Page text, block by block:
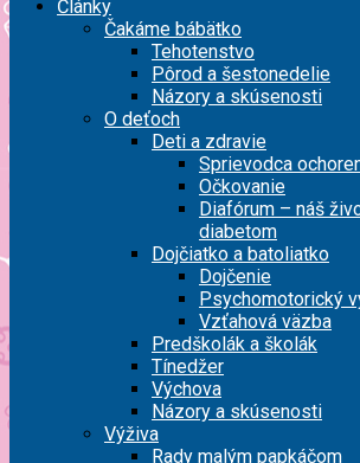
Články
Čakáme bábätko
Tehotenstvo
Pôrod a šestonedelie
Názory a skúsenosti
O deťoch
Deti a zdravie
Sprievodca
Očkovanie
Diafórum – náš
diabetom
Dojčiatko a batoliatko
Dojčenie
Psychomotorický
Vzťahová väzba
Predškolák a školák
Tínedžer
Výchova
Názory a skúsenosti
Výživa
Rady malým papkáčom